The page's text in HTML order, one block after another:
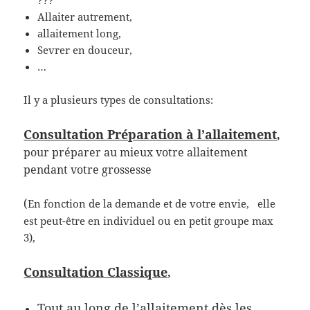
Allaiter autrement,
allaitement long,
Sevrer en douceur,
…
Il y a plusieurs types de consultations:
Consultation Préparation à l’allaitement,
pour préparer au mieux votre allaitement
pendant votre grossesse
(En fonction de la demande et de votre envie, elle
est peut-être en individuel ou en petit groupe max
3),
Consultation Classique,